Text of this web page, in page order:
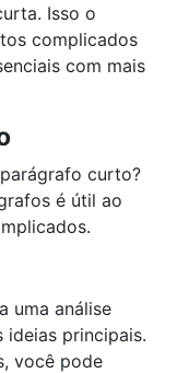
Isso o
complicados
com mais
curto?
é útil ao
uma análise
ideias principais.
você pode